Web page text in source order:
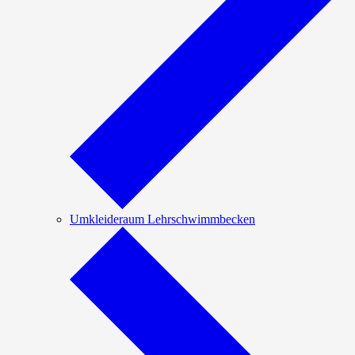
Umkleideraum Lehrschwimmbecken